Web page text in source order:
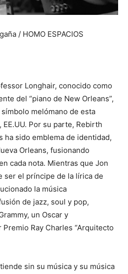
/ HOMO ESPACIOS
Longhair, conocido como
del “piano de New Orleans”,
melómano de esta
Por su parte, Rebirth
ha sido emblema de identidad,
Orleans, fusionando
cada nota. Mientras que Jon
ser el príncipe de la lírica de
la música
de jazz, soul y pop,
un Oscar y
Ray Charles “Arquitecto
sin su música y su música